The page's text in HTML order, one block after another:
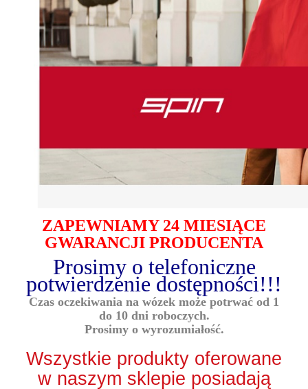
ZAPEWNIAMY 24 MIESIĄCE
GWARANCJI PRODUCENTA
Prosimy o telefoniczne
potwierdzenie dostępności!!!
Czas oczekiwania na wózek może potrwać od 1
do 10 dni roboczych.
Prosimy o wyrozumiałość.
Wszystkie produkty oferowane
w naszym sklepie posiadają